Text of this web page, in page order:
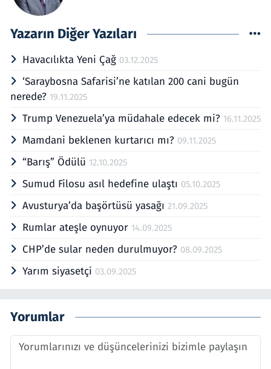
Yazarın Diğer Yazıları
Havacılıkta Yeni Çağ 03.12.2025
‘Saraybosna Safarisi’ne katılan 200 cani bugün
nerede? 19.11.2025
Trump Venezuela’ya müdahale edecek mi? 16.11.2025
Mamdani beklenen kurtarıcı mı? 09.11.2025
“Barış” Ödülü 12.10.2025
Sumud Filosu asıl hedefine ulaştı 05.10.2025
Avusturya’da başörtüsü yasağı 21.09.2025
Rumlar ateşle oynuyor 14.09.2025
CHP’de sular neden durulmuyor? 08.09.2025
Yarım siyasetçi 03.09.2025
Yorumlar